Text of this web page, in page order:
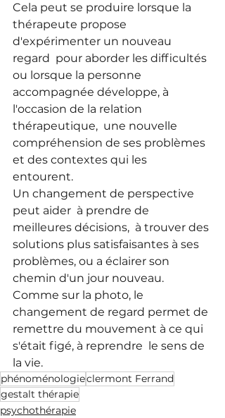
Cela peut se produire lorsque la
thérapeute propose
d'expérimenter un nouveau
regard  pour aborder les difficultés
ou lorsque la personne
accompagnée développe, à
l'occasion de la relation
thérapeutique,  une nouvelle
compréhension de ses problèmes
et des contextes qui les
entourent.
Un changement de perspective
peut aider  à prendre de
meilleures décisions,  à trouver des
solutions plus satisfaisantes à ses
problèmes, ou a éclairer son
chemin d'un jour nouveau.
Comme sur la photo, le
changement de regard permet de
remettre du mouvement à ce qui
s'était figé, à reprendre  le sens de
la vie.
phénoménologieclermont Ferrand
gestalt thérapie
psychothérapie